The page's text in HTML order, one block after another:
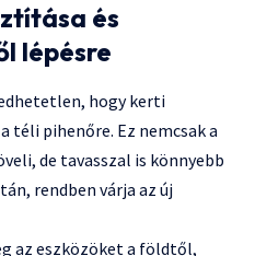
és
lépésre
hogy kerti
téli pihenőre. Ez nemcsak a
de tavasszal is könnyebb
rendben várja az új
az eszközöket a földtől,